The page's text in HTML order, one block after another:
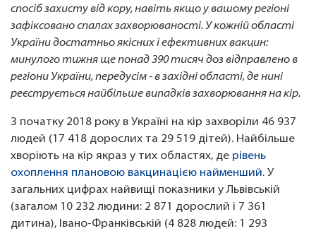
спосіб захисту від кору, навіть якщо у вашому регіоні
зафіксовано спалах захворюваності. У кожній області
України достатньо якісних і ефективних вакцин:
минулого тижня ще понад 390 тисяч доз відправлено в
регіони України, передусім - в західні області, де нині
реєструється найбільше випадків захворювання на кір.
З початку 2018 року в Україні на кір захворіли 46 937
людей (17 418 дорослих та 29 519 дітей). Найбільше
хворіють на кір якраз у тих областях, де рівень
охоплення плановою вакцинацією найменший. У
загальних цифрах найвищі показники у Львівській
(загалом 10 232 людини: 2 871 дорослий і 7 361
дитина), Івано-Франківській (4 828 людей: 1 293